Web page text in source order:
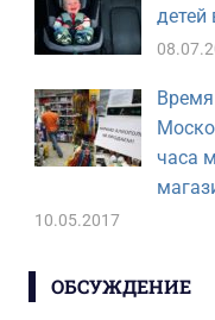
детей
часа
10.05.2017
ОБСУЖДЕНИЕ